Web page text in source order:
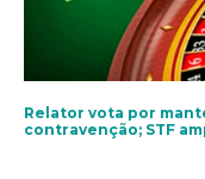
Relator vota por
contravenção; STF